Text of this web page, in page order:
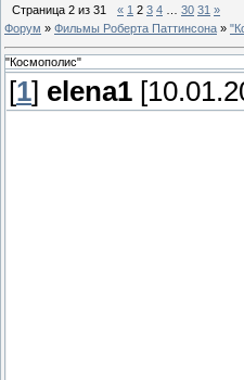
Страница 2 из 31 « 1 2 3 4 30 31 »
Форум » Фильмы Роберта Паттинсона »
"Космополис"
[1] elena1